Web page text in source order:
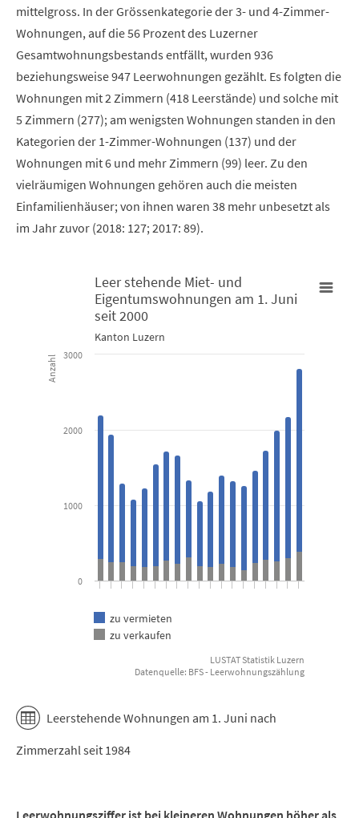
mittelgross. In der Grössenkategorie der 3- und 4-Zimmer-
Wohnungen, auf die 56 Prozent des Luzerner
Gesamtwohnungsbestands entfällt, wurden 936
beziehungsweise 947 Leerwohnungen gezählt. Es folgten die
Wohnungen mit 2 Zimmern (418 Leerstände) und solche mit
5 Zimmern (277); am wenigsten Wohnungen standen in den
Kategorien der 1-Zimmer-Wohnungen (137) und der
Wohnungen mit 6 und mehr Zimmern (99) leer. Zu den
vielräumigen Wohnungen gehören auch die meisten
Einfamilienhäuser; von ihnen waren 38 mehr unbesetzt als
im Jahr zuvor (2018: 127; 2017: 89).
Leer stehende Miet- und Eigentumswohnungen am 1. Juni seit
Bar chart with 2 data series.
Kanton Luzern
View as data table, Leer stehende Miet- und
The chart has 1 Y axis displaying Anzahl. Data ranges from 149
Anzahl
Leer stehende Miet- und
Eigentumswohnungen am 1. Juni
seit 2000
Kanton Luzern
zu vermieten
zu verkaufen
0
1000
2000
3000
LUSTAT Statistik Luzern
Datenquelle: BFS - Leerwohnungszählung
Leerstehende Wohnungen am 1. Juni nach
Zimmerzahl seit 1984